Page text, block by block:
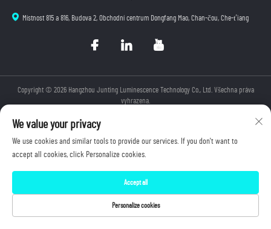
Místnost 815 a 816, Budova 2, Obchodní centrum Dongfang Mao, Chan-čou, Che-ťiang
Copyright © 2026 Hangzhou Junting Luminescence Technology Co., Ltd. Všechna práva
vyhrazena.
We value your privacy
We use cookies and similar tools to provide our services. If you don't want to
accept all cookies, click Personalize cookies.
Personalize cookies
Accept all